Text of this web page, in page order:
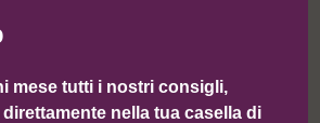
mese tutti i nostri consigli,
nella tua casella di